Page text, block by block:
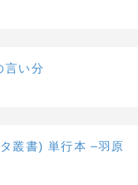
言い分
叢書) 単行本 –羽原